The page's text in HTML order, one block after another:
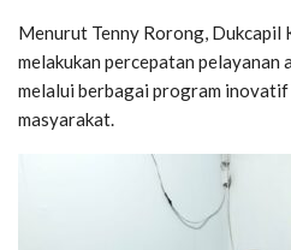
Menurut Tenny Rorong, Dukcapil
melakukan percepatan pelayanan
melalui berbagai program
masyarakat.